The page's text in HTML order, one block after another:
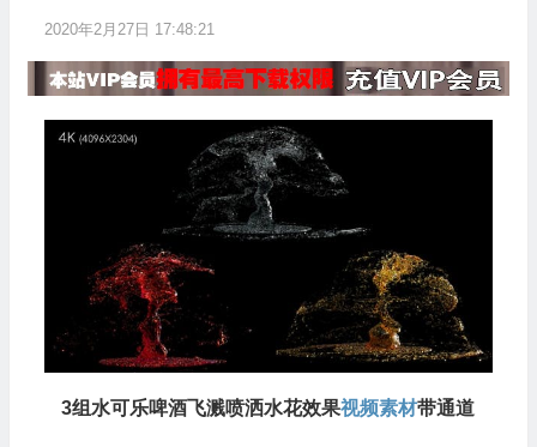
2020年2月27日 17:48:21
3组水可乐啤酒飞溅喷洒水花效果视频素材带通道